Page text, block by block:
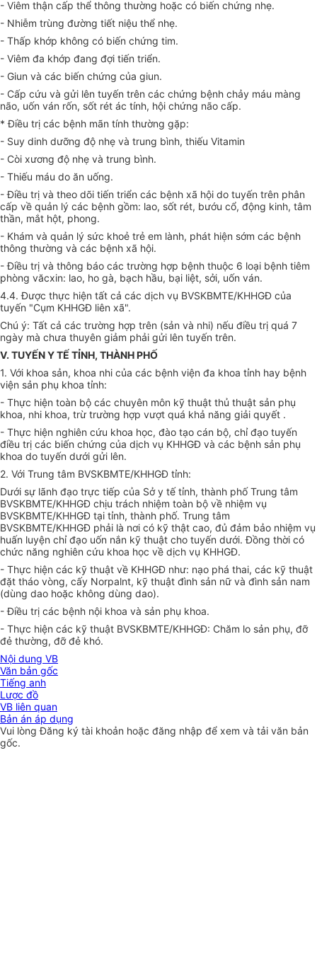
- Viêm thận cấp thể thông thường hoặc có biến chứng nhẹ.
- Nhiễm trùng đường tiết niệu thể nhẹ.
- Thấp khớp không có biến chứng tim.
- Viêm đa khớp đang đợi tiến triển.
- Giun và các biến chứng của giun.
- Cấp cứu và gửi lên tuyến trên các chứng bệnh chảy máu màng
não, uốn ván rốn, sốt rét ác tính, hội chứng não cấp.
* Điều trị các bệnh mãn tính thường gặp:
- Suy dinh dưỡng độ nhẹ và trung bình, thiếu Vitamin
- Còi xương độ nhẹ và trung bình.
- Thiếu máu do ăn uống.
- Điều trị và theo dõi tiến triển các bệnh xã hội do tuyến trên phân
cấp về quản lý các bệnh gồm: lao, sốt rét, bướu cổ, động kinh, tâm
thần, mắt hột, phong.
- Khám và quản lý sức khoẻ trẻ em lành, phát hiện sớm các bệnh
thông thường và các bệnh xã hội.
- Điều trị và thông báo các trường hợp bệnh thuộc 6 loại bệnh tiêm
phòng văcxin: lao, ho gà, bạch hầu, bại liệt, sởi, uốn ván.
4.4. Được thực hiện tất cả các dịch vụ BVSKBMTE/KHHGĐ của
tuyến "Cụm KHHGĐ liên xã".
Chú ý: Tất cả các trường hợp trên (sản và nhi) nếu điều trị quá 7
ngày mà chưa thuyên giảm phải gửi lên tuyến trên.
V. TUYẾN Y TẾ TỈNH, THÀNH PHỐ
1. Với khoa sản, khoa nhi của các bệnh viện đa khoa tỉnh hay bệnh
viện sản phụ khoa tỉnh:
- Thực hiện toàn bộ các chuyên môn kỹ thuật thủ thuật sản phụ
khoa, nhi khoa, trừ trường hợp vượt quá khả năng giải quyết .
- Thực hiện nghiên cứu khoa học, đào tạo cán bộ, chỉ đạo tuyến
điều trị các biến chứng của dịch vụ KHHGĐ và các bệnh sản phụ
khoa do tuyến dưới gửi lên.
2. Với Trung tâm BVSKBMTE/KHHGĐ tỉnh:
Dưới sự lãnh đạo trực tiếp của Sở y tế tỉnh, thành phố Trung tâm
BVSKBMTE/KHHGĐ chịu trách nhiệm toàn bộ về nhiệm vụ
BVSKBMTE/KHHGĐ tại tỉnh, thành phố. Trung tâm
BVSKBMTE/KHHGĐ phải là nơi có kỹ thật cao, đủ đảm bảo nhiệm vụ
huấn luyện chỉ đạo uốn nắn kỹ thuật cho tuyến dưới. Đồng thời có
chức năng nghiên cứu khoa học về dịch vụ KHHGĐ.
- Thực hiện các kỹ thuật về KHHGĐ như: nạo phá thai, các kỹ thuật
đặt tháo vòng, cấy Norpalnt, kỹ thuật đình sản nữ và đình sản nam
(dùng dao hoặc không dùng dao).
- Điều trị các bệnh nội khoa và sản phụ khoa.
- Thực hiện các kỹ thuật BVSKBMTE/KHHGĐ: Chăm lo sản phụ, đỡ
đẻ thường, đỡ đẻ khó.
Nội dung VB
Văn bản gốc
Tiếng anh
Lược đồ
VB liên quan
Bản án áp dụng
Vui lòngĐăng ký tài khoản hoặc đăng nhập để xem và tải văn bản
gốc.